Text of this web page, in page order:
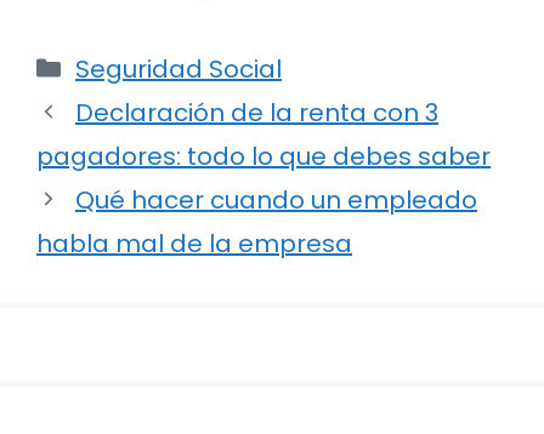
Categorías
Seguridad Social
Navegación
de
entradas
Declaración de la renta con 3
pagadores: todo lo que debes saber
Qué hacer cuando un empleado
habla mal de la empresa